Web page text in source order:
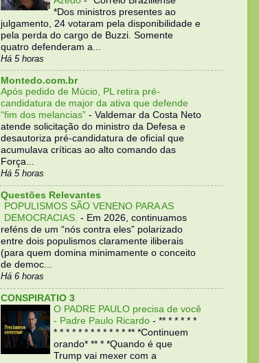
*Dos ministros presentes ao
julgamento, 24 votaram pela disponibilidade e
pela perda do cargo de Buzzi. Somente
quatro defenderam a...
Há 5 horas
Montedo.com.br
Após pedido de Múcio, PL retira pré-
candidatura de major da ativa que defende
“fim dos melancias” - Valdemar da Costa Neto
atende solicitação do ministro da Defesa e
desautoriza pré-candidatura de oficial que
acumulava críticas ao alto comando das
Força...
Há 5 horas
Questões Relevantes
POPULISMOS SÃO VENENO PARA AS
DEMOCRACIAS. - Em 2026, continuamos
reféns de um “nós contra eles” polarizado
entre dois populismos claramente iliberais
(para quem domina minimamente o conceito
de democ...
Há 6 horas
CONSPIRATIO 3
O PADRE PAULO precisa de você
- Padre Paulo Ricardo - ** * * * * *
* * * * * * * * * * * * ** *Continuem
orando* ** * *Quando é que
Trump vai mexer com a